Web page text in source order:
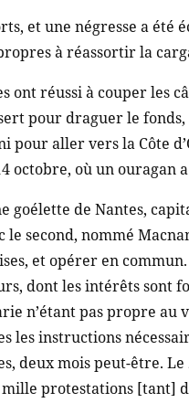
et une négresse a été
à réassortir la
ont réussi à couper les
pour draguer le
pour aller vers la Côte
octobre, où un ouragan
goélette de Nantes,
le second, nommé
et opérer en
dont les intérêts
n’étant pas propre au
les instructions
deux mois peut-être.
mille protestations [tant]